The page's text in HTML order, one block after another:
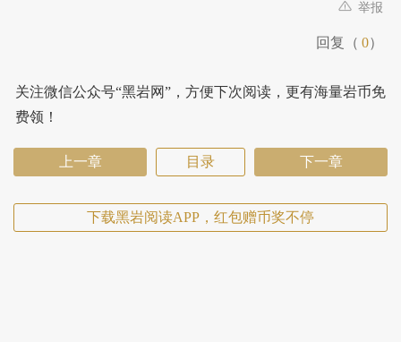
举报
回复（ 0）
关注微信公众号“黑岩网”，方便下次阅读，更有海量岩币免
费领！
上一章 目录 下一章
下载黑岩阅读APP，红包赠币奖不停